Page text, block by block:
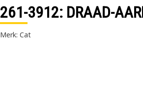
261-3912: DRAAD-
Merk: Cat